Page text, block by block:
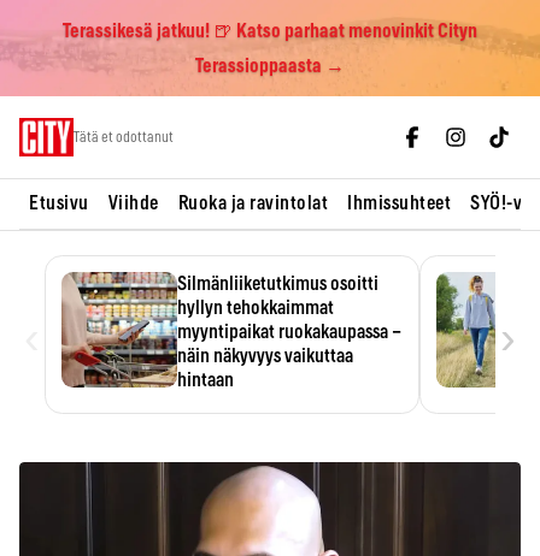
Terassikesä jatkuu! 🍺 Katso parhaat menovinkit Cityn
Terassioppaasta →
Tätä et odottanut
Etusivu Viihde Ruoka ja ravintolat Ihmissuhteet SYÖ!-
Silmänliiketutkimus osoitti
hyllyn tehokkaimmat
myyntipaikat ruokakaupassa –
näin näkyvyys vaikuttaa
hintaan
›